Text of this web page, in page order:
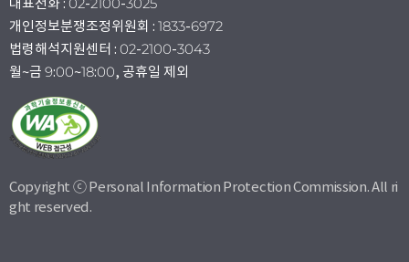
개인정보분쟁조정위원회 : 1833-6972
법령해석지원센터 : 02-2100-3043
월~금 9:00~18:00, 공휴일 제외
Copyright ⓒ Personal Information Protection Commission. All ri
ght reserved.